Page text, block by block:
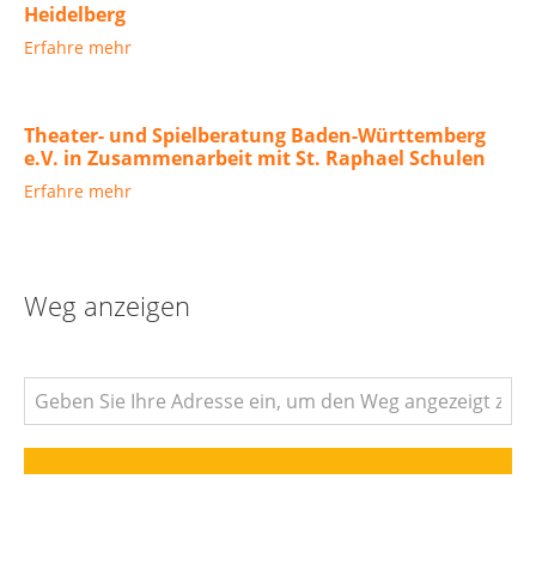
Heidelberg
Erfahre mehr
Theater- und Spielberatung Baden-Württemberg
e.V. in Zusammenarbeit mit St. Raphael Schulen
Erfahre mehr
Weg anzeigen